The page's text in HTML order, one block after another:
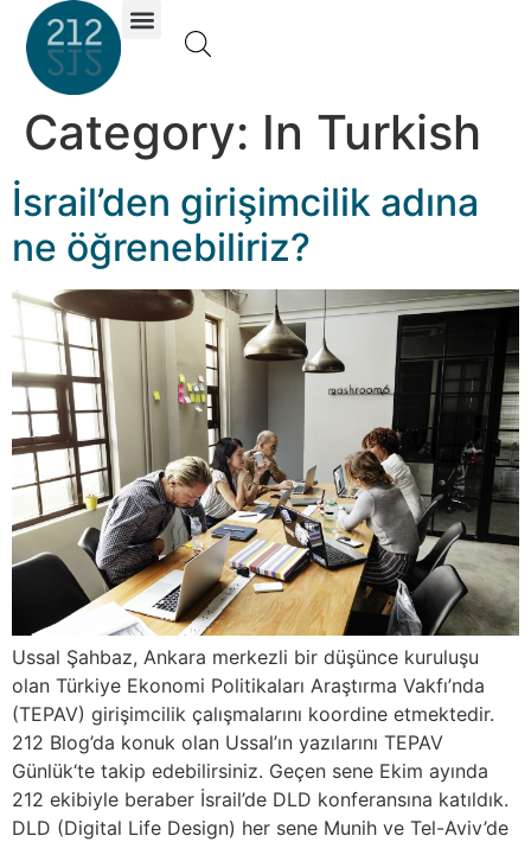
Category: In Turkish
İsrail’den girişimcilik adına
ne öğrenebiliriz?
Ussal Şahbaz, Ankara merkezli bir düşünce kuruluşu
olan Türkiye Ekonomi Politikaları Araştırma Vakfı’nda
(TEPAV) girişimcilik çalışmalarını koordine etmektedir.
212 Blog’da konuk olan Ussal’ın yazılarını TEPAV
Günlük‘te takip edebilirsiniz. Geçen sene Ekim ayında
212 ekibiyle beraber İsrail’de DLD konferansına katıldık.
DLD (Digital Life Design) her sene Munih ve Tel-Aviv’de